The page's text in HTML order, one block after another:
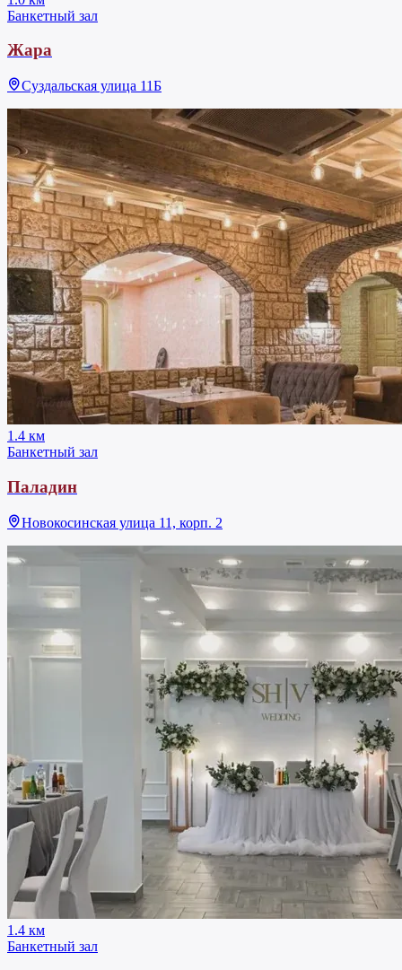
Банкетный зал
Жара
Суздальская улица 11Б
1.4 км
Банкетный зал
Паладин
Новокосинская улица 11, корп. 2
1.4 км
Банкетный зал